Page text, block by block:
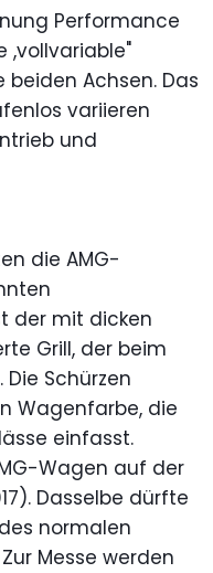
Performance
,vollvariable"
Achsen. Das
variieren
und
die AMG-
der mit dicken
Grill, der beim
Schürzen
Wagenfarbe, die
einfasst.
Wagen auf der
Dasselbe dürfte
normalen
Messe werden